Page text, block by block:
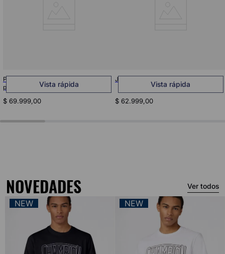
Pantalon Jogger grafico Everyday
para Hombre
$ 69.999,00
Vista rápida
Jogger Script Shop Para Hombre
$ 62.999,00
Vista rápida
NOVEDADES Ver todos
NEW NEW